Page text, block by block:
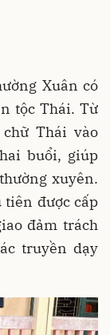
Xuân có
tộc Thái. Từ
Thái vào
buổi, giúp
xuyên.
tiên được cấp
đảm trách
truyền dạy